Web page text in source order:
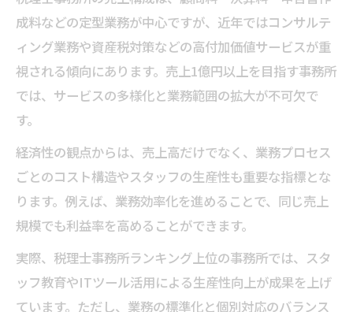
成料などの定型業務が中心ですが、近年ではコンサルテ
ィング業務や資産税対策などの高付加価値サービスが重
視される傾向にあります。売上1億円以上を目指す事務所
では、サービスの多様化と業務範囲の拡大が不可欠で
す。
経済性の観点からは、売上高だけでなく、業務プロセス
ごとのコスト構造やスタッフの生産性も重要な指標とな
ります。例えば、業務効率化を進めることで、同じ売上
規模でも利益率を高めることができます。
実際、税理士事務所ランキング上位の事務所では、スタ
ッフ教育やITツール活用による生産性向上が成果を上げ
ています。ただし、業務の標準化と個別対応のバランス